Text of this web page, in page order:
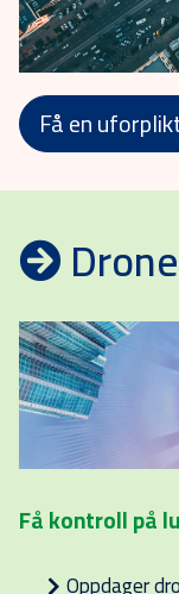
Få en
Få kontroll på
Oppdager